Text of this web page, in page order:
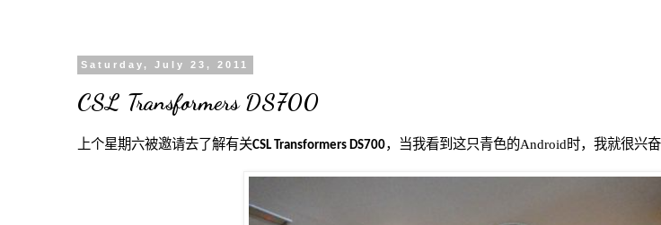
Saturday, July 23, 2011
CSL Transformers DS700
上个星期六被邀请去了解有关CSL Transformers DS700，当我看到这只青色的Android时，我就很兴